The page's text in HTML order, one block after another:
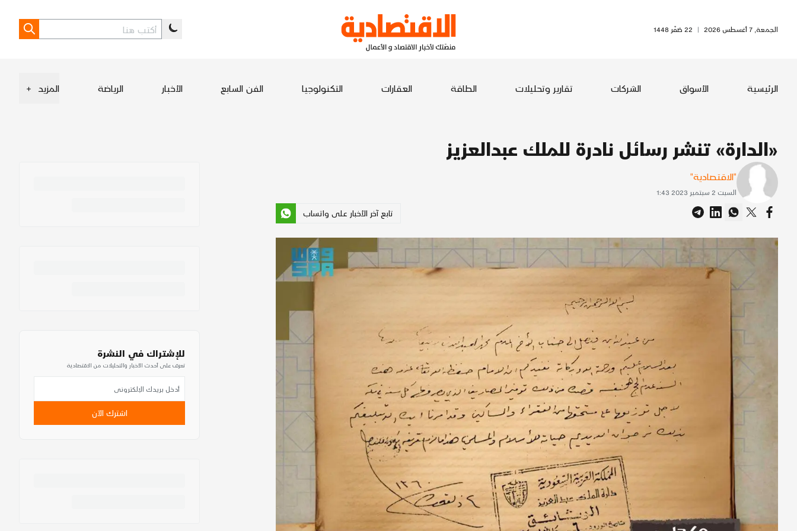
الجمعة, 7 أغسطس 2026 | 22 صَفَر 1448
الرئيسية الأسواق الشركات تقارير وتحليلات الطاقة العقارات التكنولوجيا الفن السابع الأخبار الرياضة المزيد +
«الدارة» تنشر رسائل نادرة للملك عبدالعزيز
"الاقتصادية"
السبت 2 سبتمبر 2023 1:43
تابع آخر الأخبار على واتساب
للإشتراك في النشرة
تعرف على أحدث الأخبار والتحليلات من الاقتصادية
اشترك الآن